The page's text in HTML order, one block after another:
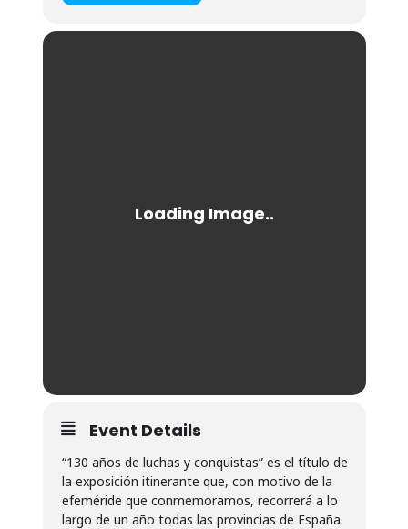
Event Details
“130 años de luchas y conquistas” es el título de
la exposición itinerante que, con motivo de la
efeméride que conmemoramos, recorrerá a lo
largo de un año todas las provincias de España.